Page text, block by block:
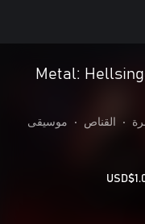
Metal:
• القناص • موسيقى